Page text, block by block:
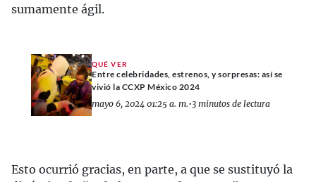
sumamente ágil.
QUÉ VER
Entre celebridades, estrenos, y sorpresas: así se
vivió la CCXP México 2024
mayo 6, 2024 01:25 a. m.•3 minutos de lectura
Esto ocurrió gracias, en parte, a que se sustituyó la